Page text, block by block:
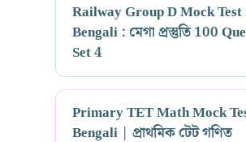
Railway Group D Mock
Bengali : মেগা প্রস্তুতি 100
Set 4
Primary TET Math Mock
Bengali | প্রাথমিক টেট গণিত